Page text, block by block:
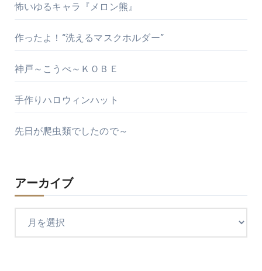
怖いゆるキャラ『メロン熊』
作ったよ！“洗えるマスクホルダー”
神戸～こうべ～ＫＯＢＥ
手作りハロウィンハット
先日が爬虫類でしたので～
アーカイブ